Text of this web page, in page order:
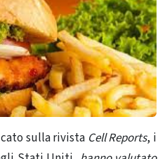
sulla rivista Cell Reports, i